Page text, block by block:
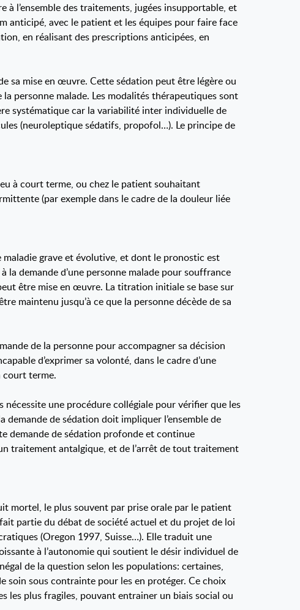
l’ensemble des traitements, jugées insupportable, et
anticipé, avec le patient et les équipes pour faire face
en réalisant des prescriptions anticipées, en
sa mise en œuvre. Cette sédation peut être légère ou
personne malade. Les modalités thérapeutiques sont
systématique car la variabilité inter individuelle de
(neuroleptique sédatifs, propofol…). Le principe de
à court terme, ou chez le patient souhaitant
(par exemple dans le cadre de la douleur liée
grave et évolutive, et dont le pronostic est
la demande d’une personne malade pour souffrance
être mise en œuvre. La titration initiale se base sur
maintenu jusqu’à ce que la personne décède de sa
de la personne pour accompagner sa décision
d’exprimer sa volonté, dans le cadre d’une
court terme.
une procédure collégiale pour vérifier que les
demande de sédation doit impliquer l’ensemble de
demande de sédation profonde et continue
traitement antalgique, et de l’arrêt de tout traitement
mortel, le plus souvent par prise orale par le patient
partie du débat de société actuel et du projet de loi
(Oregon 1997, Suisse…). Elle traduit une
à l’autonomie qui soutient le désir individuel de
de la question selon les populations: certaines,
soin sous contrainte pour les en protéger. Ce choix
les plus fragiles, pouvant entrainer un biais social ou